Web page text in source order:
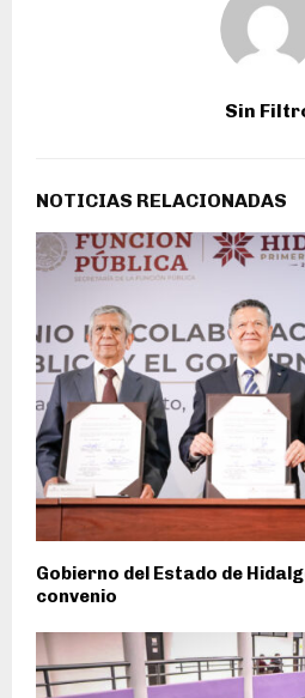
Sin
NOTICIAS RELACIONADAS
Gobierno del Estado de
convenio